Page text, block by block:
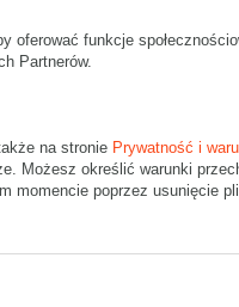
g
oferować funkcje
Partnerów.
na stronie Prywatność i
Możesz określić warunki
momencie poprzez usunięcie